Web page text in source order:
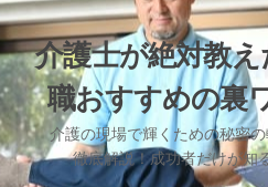
コ
ン
テ
ン
ツ
へ
ス
介護士が絶対教
職おすすめの裏
介護の現場で輝くための秘密
徹底解説！成功者だけが知